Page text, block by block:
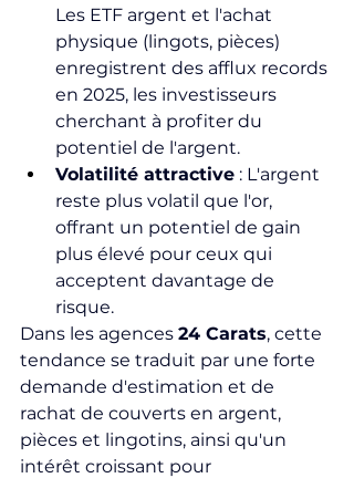
Les ETF argent et l'achat
physique (lingots, pièces)
enregistrent des afflux records
en 2025, les investisseurs
cherchant à profiter du
potentiel de l'argent.
Volatilité attractive : L'argent
reste plus volatil que l'or,
offrant un potentiel de gain
plus élevé pour ceux qui
acceptent davantage de
risque.
Dans les agences 24 Carats, cette
tendance se traduit par une forte
demande d'estimation et de
rachat de couverts en argent,
pièces et lingotins, ainsi qu'un
intérêt croissant pour